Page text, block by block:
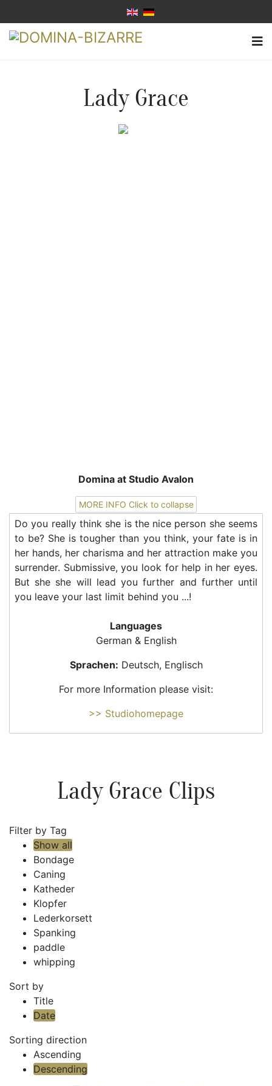
Lady Grace
Domina at Studio Avalon
MORE INFO Click to collapse
Do you really think she is the nice person she seems
to be? She is tougher than you think, your fate is in
her hands, her charisma and her attraction make you
surrender. Submissive, you look for help in her eyes.
But she she will lead you further and further until
you leave your last limit behind you ...!
Languages
German & English
Sprachen: Deutsch, Englisch
For more Information please visit:
>> Studiohomepage
Lady Grace Clips
Filter by Tag
Show all
Bondage
Caning
Katheder
Klopfer
Lederkorsett
Spanking
paddle
whipping
Sort by
Title
Date
Sorting direction
Ascending
Descending